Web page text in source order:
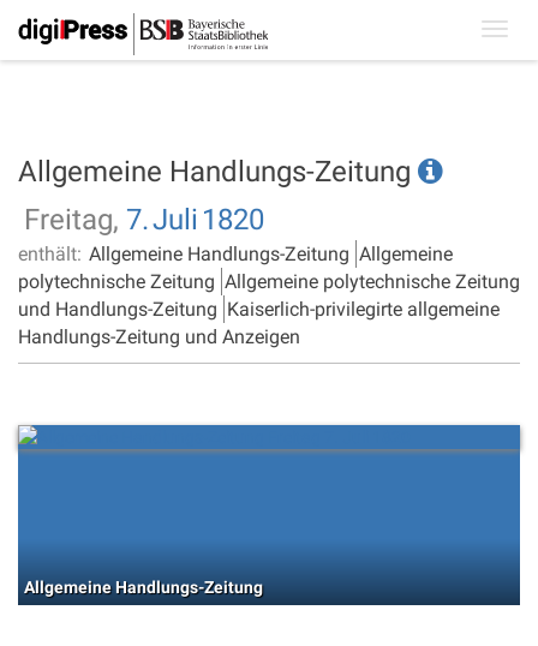
Allgemeine Handlungs-Zeitung
Freitag, 7.Juli 1820
enthält: Allgemeine Handlungs-Zeitung Allgemeine
polytechnische Zeitung Allgemeine polytechnische Zeitung
und Handlungs-Zeitung Kaiserlich-privilegirte allgemeine
Handlungs-Zeitung und Anzeigen
Allgemeine Handlungs-Zeitung